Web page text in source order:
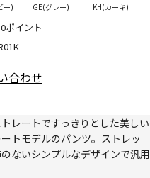
0ポイント
ー) GE(グレー) KH(カーキ)
合わせ
レートですっきりとした美しい
トモデルのパンツ。ストレッ
ないシンプルなデザインで汎用